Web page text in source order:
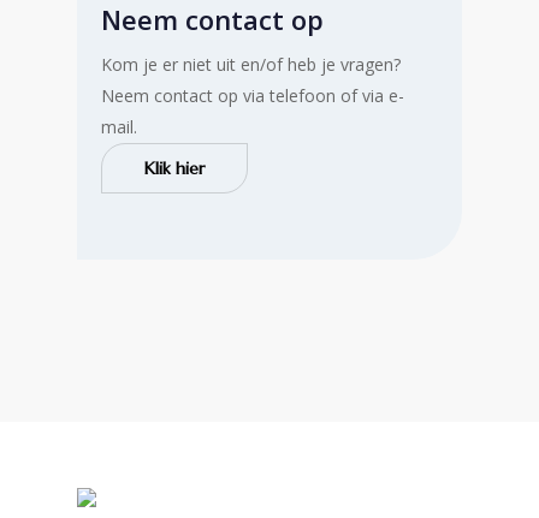
Neem contact op
Kom je er niet uit en/of heb je vragen?
Neem contact op via telefoon of via e-
mail.
Klik hier